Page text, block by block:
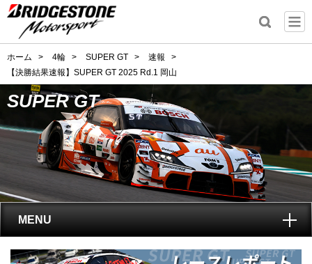
ホーム > 4輪 > SUPER GT > 速報
>
【決勝結果速報】SUPER GT 2025 Rd.1 岡山
SUPER GT
MENU
トップ